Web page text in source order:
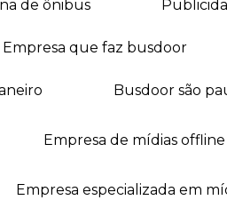
de ônibus
empresa que faz busdoor
busdoor são
empresa de mídias offline
empresa especializada em